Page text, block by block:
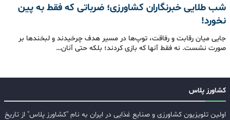
شب طلایی خبرنگاران کشاورزی؛ ضرباتی که فقط به پین
نخورد!
جایی میان رقابت و رفاقت، توپ‌ها در مسیر هدف چرخیدند و لبخندها بر
صورت نشست. نه فقط آنها که بازی کردند؛ بلکه حتی آنان…
کشاورز پلاس
اولین تلویزیون کشاورزی و صنایع غذایی در ایران به نام "کشاورز پلاس" از تاریخ